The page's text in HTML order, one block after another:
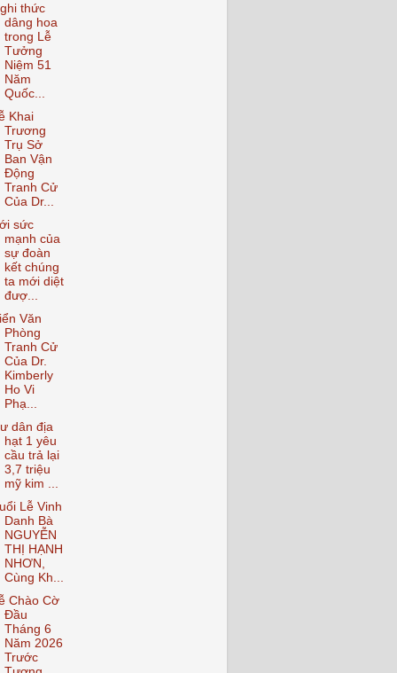
thức
dâng hoa
trong Lễ
Tưởng
Niệm 51
Năm
Quốc...
Khai
Trương
Trụ Sở
Ban Vận
Động
Tranh Cử
Của Dr...
sức
mạnh của
sự đoàn
kết chúng
ta mới diệt
đượ...
Văn
Phòng
Tranh Cử
Của Dr.
Kimberly
Ho Vi
Phạ...
dân địa
hạt 1 yêu
cầu trả lại
3,7 triệu
mỹ kim ...
Lễ Vinh
Danh Bà
NGUYỄN
THỊ HẠNH
NHƠN,
Cùng Kh...
Chào Cờ
Đầu
Tháng 6
Năm 2026
Trước